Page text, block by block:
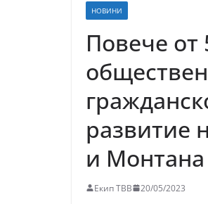
НОВИНИ
Повече от
развитие
и Монтана
Екип ТВВ 20/05/2023